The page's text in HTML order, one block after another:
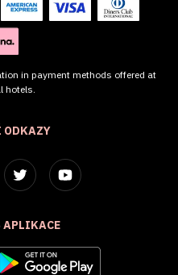
APLIKACE
in payment methods offered at
hotels.